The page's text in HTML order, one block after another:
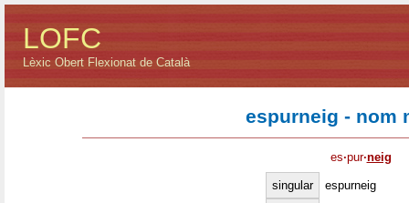
LOFC
Lèxic Obert Flexionat de Català
espurneig - nom
es·pur·neig
singular
espurneig